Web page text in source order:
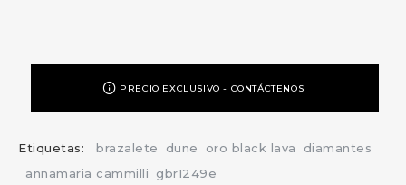
PRECIO EXCLUSIVO - CONTÁCTENOS
Etiquetas: brazalete dune oro black lava
diamantes
annamaria cammilli
gbr1249e